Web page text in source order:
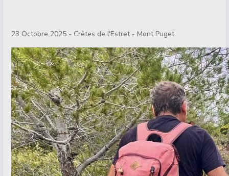
23 Octobre 2025 - Crêtes de l'Estret - Mont Puget